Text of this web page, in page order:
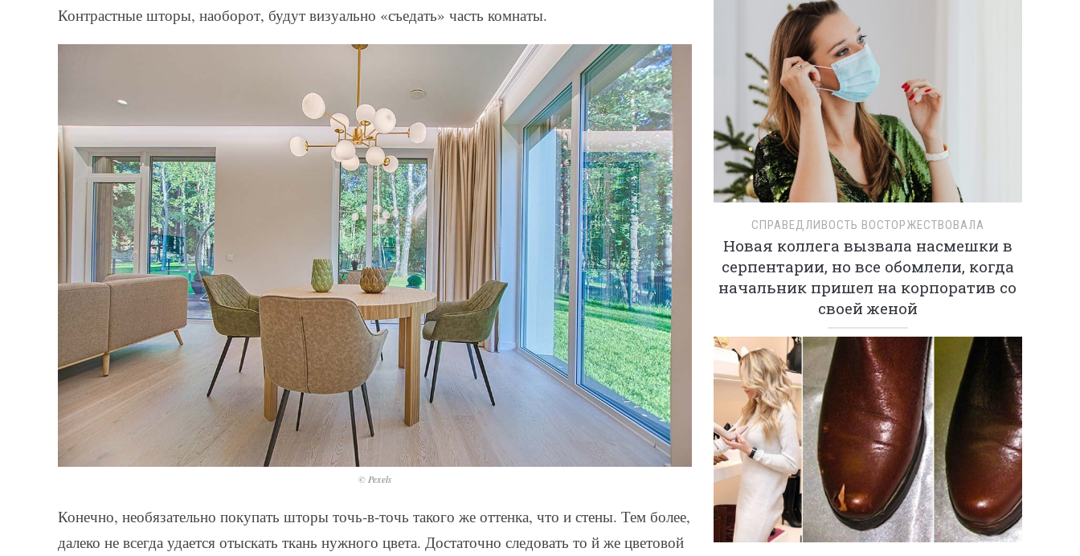
Контрастные шторы, наоборот, будут визуально «съедать» часть комнаты.
© Pexels
Конечно, необязательно покупать шторы точь-в-точь такого же оттенка, что и стены. Тем более,
далеко не всегда удается отыскать ткань нужного цвета. Достаточно следовать то й же цветовой
СПРАВЕДЛИВОСТЬ ВОСТОРЖЕСТВОВАЛА
Новая коллега вызвала насмешки в
серпентарии, но все обомлели, когда
начальник пришел на корпоратив со
своей женой